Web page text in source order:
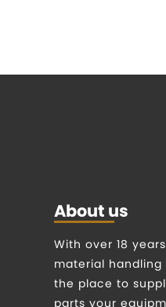
About us
With over 18
material handling
the place to
parts your